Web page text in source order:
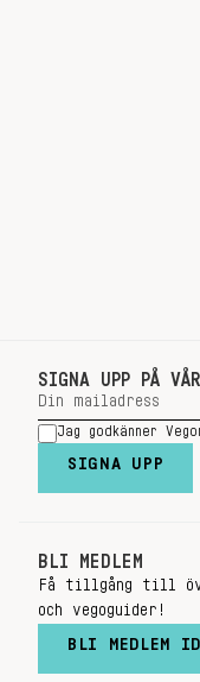
SIGNA UPP PÅ
Jag godkänner
SIGNA UPP
BLI MEDLEM
Få tillgång till
och vegoguider!
BLI MEDLEM